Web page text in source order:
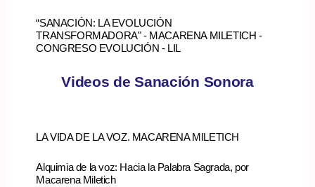
“SANACIÓN: LA EVOLUCIÓN
TRANSFORMADORA" - MACARENA MILETICH -
CONGRESO EVOLUCIÓN - LIL
Videos de Sanación Sonora
LA VIDA DE LA VOZ. MACARENA MILETICH
Alquimia de la voz: Hacia la Palabra Sagrada, por
Macarena Miletich